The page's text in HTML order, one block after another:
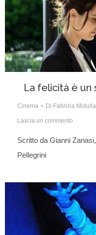
La felicità è un
Cinema Di Fabrizia Midulla
Lascia un commento
Scritto da Gianni
Pellegrini